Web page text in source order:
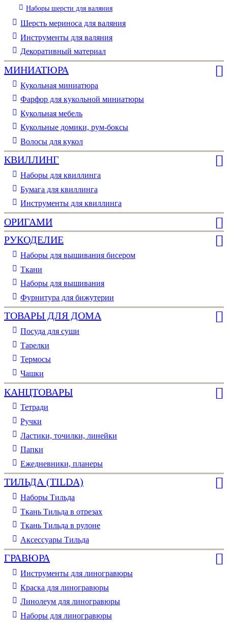
Наборы шерсти для валяния
Шерсть мериноса для валяния
Инструменты для валяния
Декоративный материал
МИНИАТЮРА
Кукольная миниатюра
Фарфор для кукольной миниатюры
Кукольная мебель
Кукольные домики, рум-боксы
Волосы для кукол
КВИЛЛИНГ
Наборы для квиллинга
Бумага для квиллинга
Инструменты для квиллинга
ОРИГАМИ
РУКОДЕЛИЕ
Наборы для вышивания бисером
Ткани
Наборы для вышивания
Фурнитура для бижутерии
ТОВАРЫ ДЛЯ ДОМА
Посуда для суши
Тарелки
Термосы
Чашки
КАНЦТОВАРЫ
Тетради
Ручки
Ластики, точилки, линейки
Папки
Ежедневники, планеры
ТИЛЬДА (TILDA)
Наборы Тильда
Ткань Тильда в отрезах
Ткань Тильда в рулоне
Аксессуары Тильда
ГРАВЮРА
Инструменты для линогравюры
Краска для линогравюры
Линолеум для линогравюры
Наборы для линогравюры